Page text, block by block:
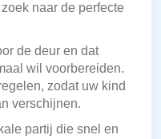
naar de perfecte
de deur en dat
wil voorbereiden.
zodat uw kind
verschijnen.
partij die snel en